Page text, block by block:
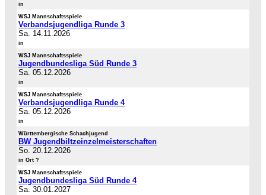
in
WSJ Mannschaftsspiele
Verbandsjugendliga Runde 3
Sa. 14.11.2026
in
WSJ Mannschaftsspiele
Jugendbundesliga Süd Runde 3
Sa. 05.12.2026
in
WSJ Mannschaftsspiele
Verbandsjugendliga Runde 4
Sa. 05.12.2026
in
Württembergische Schachjugend
BW Jugendbiltzeinzelmeisterschaften
So. 20.12.2026
in Ort ?
WSJ Mannschaftsspiele
Jugendbundesliga Süd Runde 4
Sa. 30.01.2027